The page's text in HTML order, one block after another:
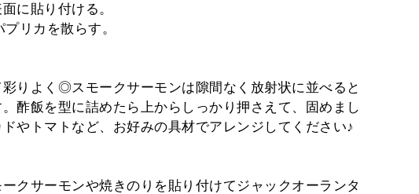
に貼り付ける。
リカを散らす。
りよく◎スモークサーモンは隙間なく放射状に並べると
酢飯を型に詰めたら上からしっかり押さえて、固めまし
やトマトなど、お好みの具材でアレンジしてください♪
クサーモンや焼きのりを貼り付けてジャックオーランタ